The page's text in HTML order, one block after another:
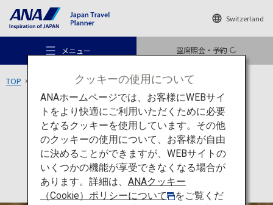
Switzerland
メニュー 空席照会・予約
おすすめの旅
旅のアイデア
TOP 臼杵石仏
アクティビティ 大分
臼杵石仏
クッキーの使用について
ANAホームページでは、お客様にWEBサイ
トをより快適にご利用いただくために必要
となるクッキーを使用しています。その他
のクッキーの使用について、お客様が自由
に決めることができますが、WEBサイトの
いくつかの機能が享受できなくなる場合が
あります。詳細は、 ANAクッキー
（Cookie）ポリシーについて
をご覧くだ